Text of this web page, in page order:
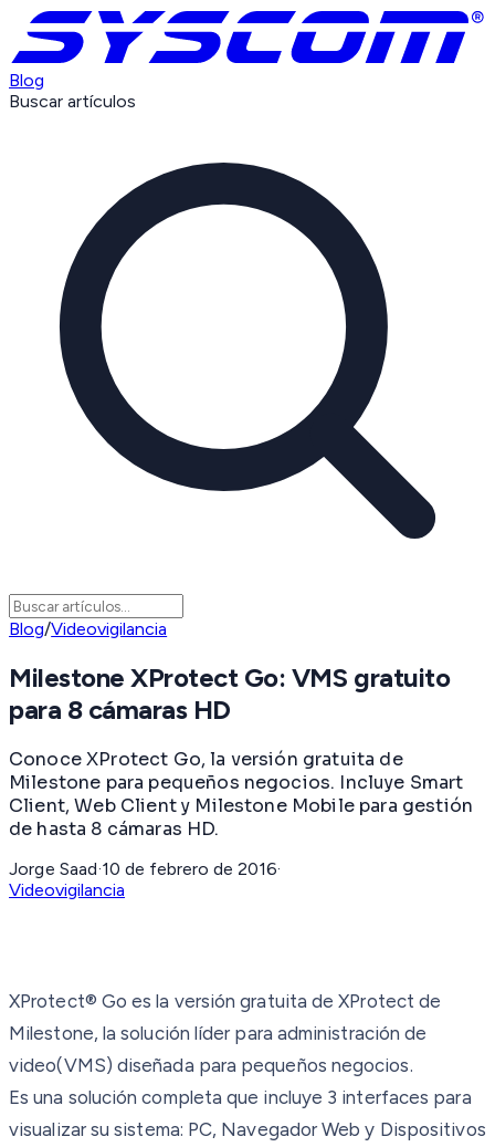
Blog
Buscar artículos
Blog/Videovigilancia
Milestone XProtect Go: VMS gratuito
para 8 cámaras HD
Conoce XProtect Go, la versión gratuita de
Milestone para pequeños negocios. Incluye Smart
Client, Web Client y Milestone Mobile para gestión
de hasta 8 cámaras HD.
Jorge Saad·10 de febrero de 2016·
Videovigilancia
XProtect® Go es la versión gratuita de XProtect de
Milestone, la solución líder para administración de
video(VMS) diseñada para pequeños negocios.
Es una solución completa que incluye 3 interfaces para
visualizar su sistema: PC, Navegador Web y Dispositivos